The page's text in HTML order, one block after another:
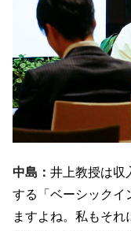
中島： 井上教授は収
する「ベーシックイ
ますよね。私もそれ